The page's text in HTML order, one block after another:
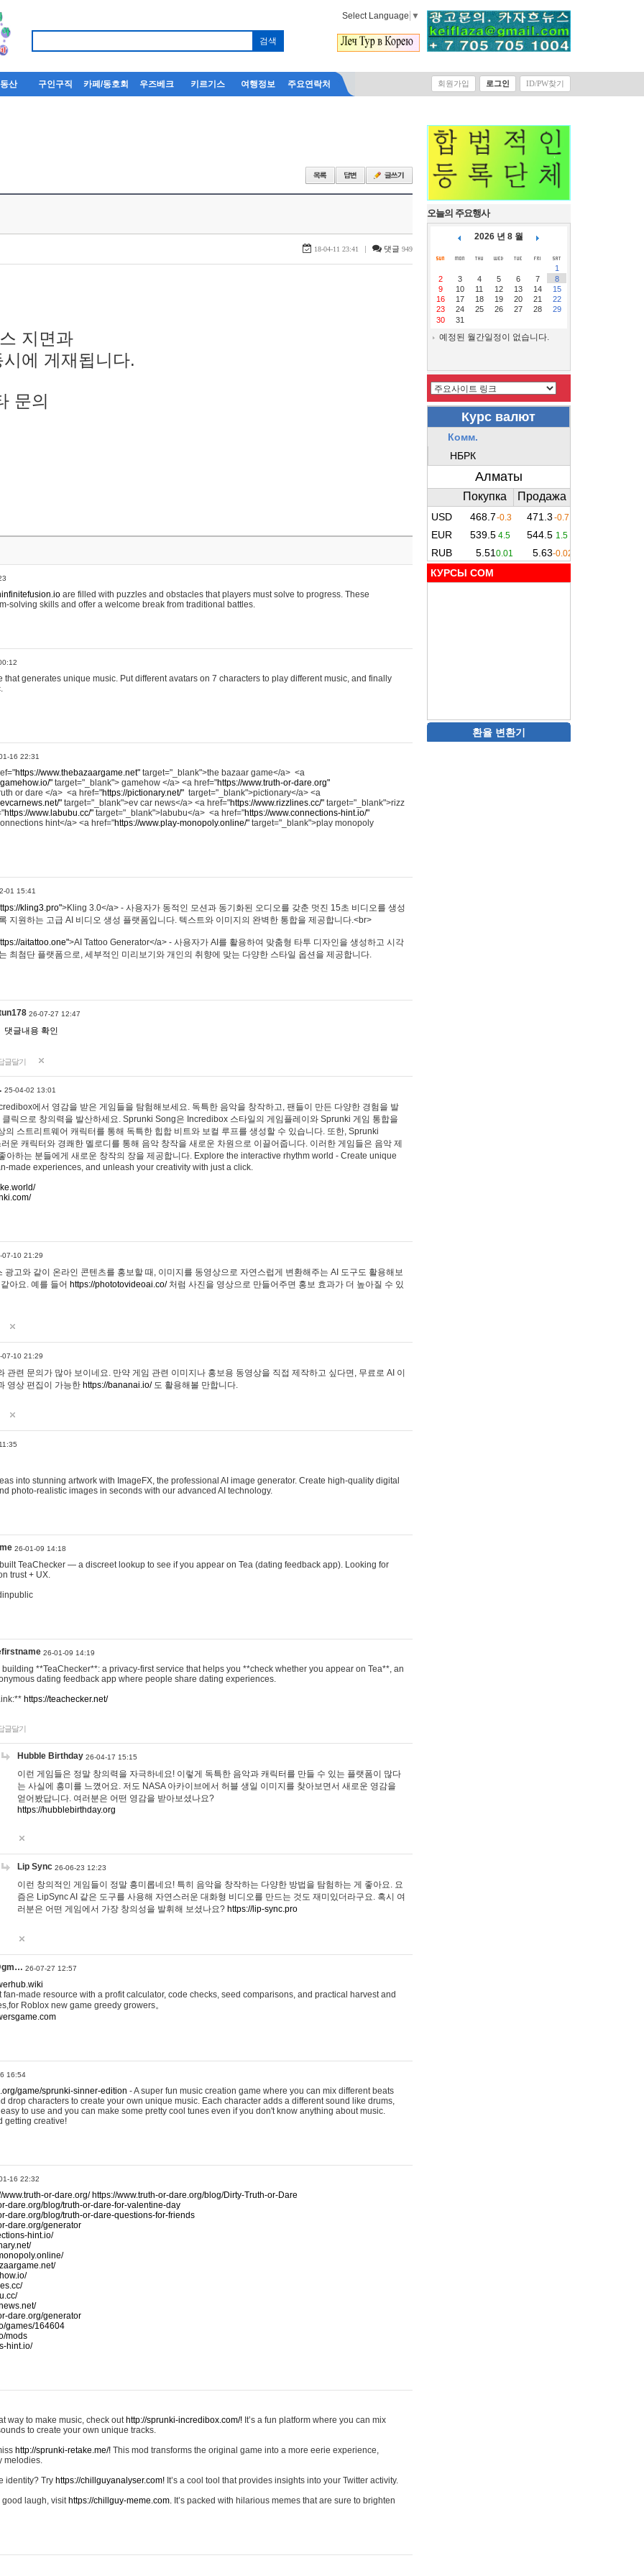
Select Language ▼
산 구인구직 카페/동호회 우즈베크 키르기스 여행정보 주요연락처 회원가입 로그인 ID/PW찾기
18-04-11 23:41 | 댓글 949
지면과
에 게재됩니다.
문의
are filled with puzzles and obstacles that players must solve to progress. These
solving skills and offer a welcome break from traditional battles.
that generates unique music. Put different avatars on 7 characters to play different music, and finally
16 22:31
https://www.thebazaargame.net" target="_blank">the bazaar game</a> <a
" target="_blank"> gamehow </a> <a href="https://www.truth-or-dare.org"
or dare </a> <a href="https://pictionary.net/" target="_blank">pictionary</a> <a
" target="_blank">ev car news</a> <a href="https://www.rizzlines.cc/" target="_blank">rizz
https://www.labubu.cc/" target="_blank">labubu</a> <a href="https://www.connections-hint.io/"
hint</a> <a href="https://www.play-monopoly.online/" target="_blank">play monopoly
01 15:41
kling3.pro">Kling 3.0</a> - 사용자가 동적인 모션과 동기화된 오디오를 갖춘 멋진 15초 비디오를 생성
지원하는 고급 AI 비디오 생성 플랫폼입니다. 텍스트와 이미지의 완벽한 통합을 제공합니다.<br>
aitattoo.one">AI Tattoo Generator</a> - 사용자가 AI를 활용하여 맞춤형 타투 디자인을 생성하고 시각
최첨단 플랫폼으로, 세부적인 미리보기와 개인의 취향에 맞는 다양한 스타일 옵션을 제공합니다.
26-07-27 12:47
댓글내용 확인
글달기
25-04-02 13:01
에서 영감을 받은 게임들을 탐험해보세요. 독특한 음악을 창작하고, 팬들이 만든 다양한 경험을 발
클릭으로 창의력을 발산하세요. Sprunki Song은 Incredibox 스타일의 게임플레이와 Sprunki 게임 통합을
의 스트리트웨어 캐릭터를 통해 독특한 힙합 비트와 보컬 루프를 생성할 수 있습니다. 또한, Sprunki
운 캐릭터와 경쾌한 멜로디를 통해 음악 창작을 새로운 차원으로 이끌어줍니다. 이러한 게임들은 음악 제
아하는 분들에게 새로운 창작의 장을 제공합니다. Explore the interactive rhythm world - Create unique
made experiences, and unleash your creativity with just a click.
07-10 21:29
광고와 같이 온라인 콘텐츠를 홍보할 때, 이미지를 동영상으로 자연스럽게 변환해주는 AI 도구도 활용해보
아요. 예를 들어 https://phototovideoai.co/처럼 사진을 영상으로 만들어주면 홍보 효과가 더 높아질 수 있
07-10 21:29
관련 문의가 많아 보이네요. 만약 게임 관련 이미지나 홍보용 동영상을 직접 제작하고 싶다면, 무료로 AI 이
영상 편집이 가능한 https://bananai.io/도 활용해볼 만합니다.
into stunning artwork with ImageFX, the professional AI image generator. Create high-quality digital
photo-realistic images in seconds with our advanced AI technology.
26-01-09 14:18
TeaChecker — a discreet lookup to see if you appear on Tea (dating feedback app). Looking for
trust + UX.
26-01-09 14:19
building **TeaChecker**: a privacy-first service that helps you **check whether you appear on Tea**, an
dating feedback app where people share dating experiences.
https://teachecker.net/
글달기
Hubble Birthday 26-04-17 15:15
이런 게임들은 정말 창의력을 자극하네요! 이렇게 독특한 음악과 캐릭터를 만들 수 있는 플랫폼이 많다
는 사실에 흥미를 느꼈어요. 저도 NASA 아카이브에서 허블 생일 이미지를 찾아보면서 새로운 영감을
얻어봤답니다. 여러분은 어떤 영감을 받아보셨나요?
https://hubblebirthday.org
Lip Sync 26-06-23 12:23
이런 창의적인 게임들이 정말 흥미롭네요! 특히 음악을 창작하는 다양한 방법을 탐험하는 게 좋아요. 요
즘은 LipSync AI 같은 도구를 사용해 자연스러운 대화형 비디오를 만드는 것도 재미있더라구요. 혹시 여
러분은 어떤 게임에서 가장 창의성을 발휘해 보셨나요? https://lip-sync.pro
26-07-27 12:57
made resource with a profit calculator, code checks, seed comparisons, and practical harvest and
Roblox new game greedy growers。
16:54
game/sprunki-sinner-edition - A super fun music creation game where you can mix different beats
drop characters to create your own unique music. Each character adds a different sound like drums,
to use and you can make some pretty cool tunes even if you don't know anything about music.
getting creative!
16 22:32
www.truth-or-dare.org/ https://www.truth-or-dare.org/blog/Dirty-Truth-or-Dare
dare.org/blog/truth-or-dare-for-valentine-day
dare.org/blog/truth-or-dare-questions-for-friends
dare.org/generator
hint.io/
dare.org/generator
games/164604
mods
hint.io/
way to make music, check out http://sprunki-incredibox.com/! It’s a fun platform where you can mix
to create your own unique tracks.
http://sprunki-retake.me/! This mod transforms the original game into a more eerie experience,
melodies.
identity? Try https://chillguyanalyser.com! It’s a cool tool that provides insights into your Twitter activity.
good laugh, visit https://chillguy-meme.com. It’s packed with hilarious memes that are sure to brighten
오늘의 주요행사
2026 년 8 월
1
2
3 4 5 6 7
8
9
10 11 12 13 14
15
16
17 18 19 20 21
22
23
24 25 26 27 28
29
30
31
예정된 월간일정이 없습니다.
КУРСЫ COM
환율 변환기